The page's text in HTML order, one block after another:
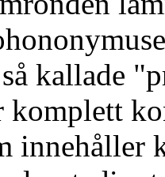
kallade
komplett
innehåller